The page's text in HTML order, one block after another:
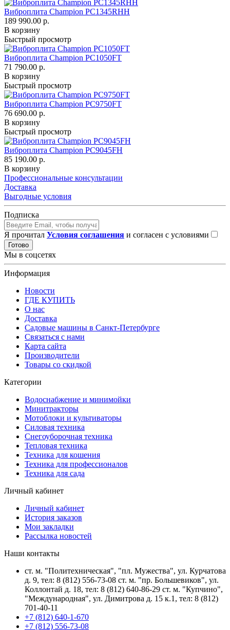
Виброплита Champion PC1345RHH
189 990.00 р.
В корзину
Быстрый просмотр
Виброплита Champion PC1050FT
71 790.00 р.
В корзину
Быстрый просмотр
Виброплита Champion PC9750FT
76 690.00 р.
В корзину
Быстрый просмотр
Виброплита Champion PC9045FH
85 190.00 р.
В корзину
Профессиональные консультации
Доставка
Выгодные условия
Подписка
Я прочитал Условия соглашения и согласен с условиями
Готово
Мы в соцсетях
Информация
Новости
ГДЕ КУПИТЬ
О нас
Доставка
Садовые машины в Санкт-Петербурге
Связаться с нами
Карта сайта
Производители
Товары со скидкой
Категории
Водоснабжение и минимойки
Минитракторы
Мотоблоки и культиваторы
Силовая техника
Снегоуборочная техника
Тепловая техника
Техника для кошения
Техника для профессионалов
Техника для сада
Личный кабинет
Личный кабинет
История заказов
Мои закладки
Рассылка новостей
Наши контакты
ст. м. "Политехническая", "пл. Мужества", ул. Курчатова
д. 9, тел: 8 (812) 556-73-08 ст. м. "пр. Большевиков", ул.
Коллонтай д. 18, тел: 8 (812) 640-86-29 ст. м. "Купчино",
"Международная", ул. Димитрова д. 15 к.1, тел: 8 (812)
701-40-11
+7 (812) 640-1-670
+7 (812) 556-73-08